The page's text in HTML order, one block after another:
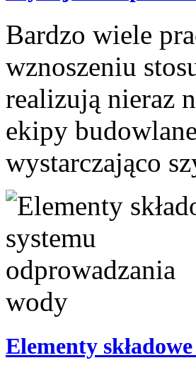
Bardzo wiele
wznoszeniu
realizują nieraz
ekipy
wystarczająco
Elementy